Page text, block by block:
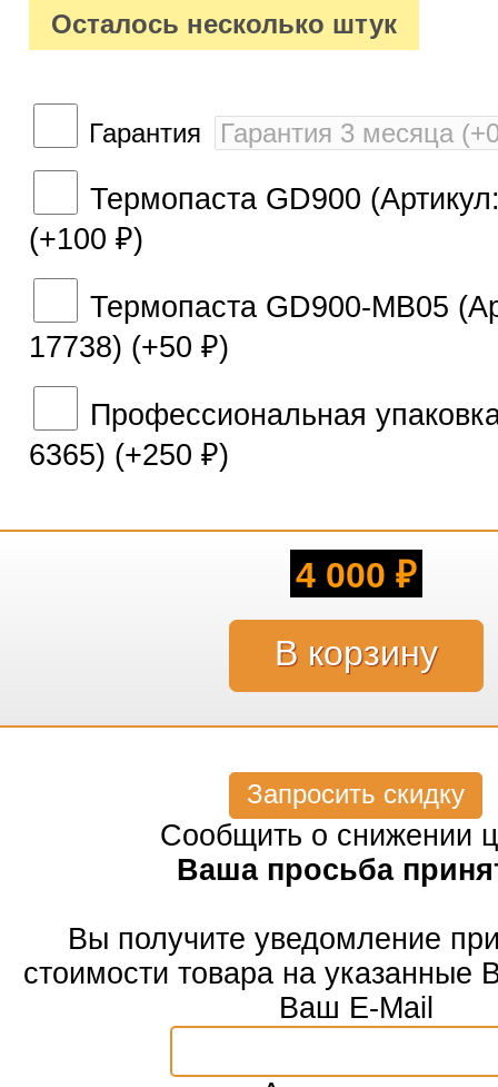
Осталось несколько штук
Гарантия
Термопаста GD900
(+100 ₽)
Термопаста GD900-MB05
17738) (+50 ₽)
Профессиональная
6365) (+250 ₽)
4 000 ₽
Запросить скидку
Сообщить о снижении
Ваша просьба
Вы получите уведомление
стоимости товара на указанные
Ваш E-Mail